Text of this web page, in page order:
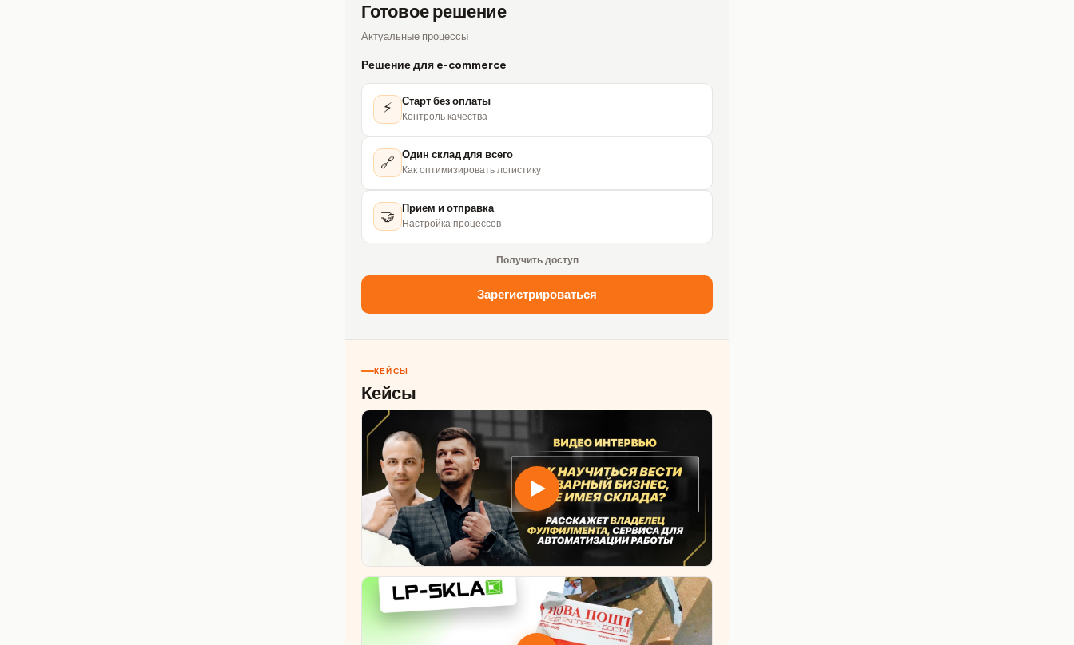
Готовое решение
Актуальные процессы
Решение для e-commerce
⚡ Старт без оплаты
Контроль качества
🔗 Один склад для всего
Как оптимизировать логистику
🤝 Прием и отправка
Настройка процессов
Получить доступ
Зарегистрироваться
КЕЙСЫ
Кейсы